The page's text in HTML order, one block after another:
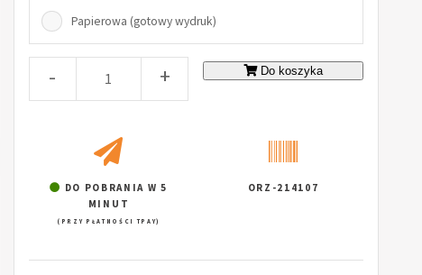
Papierowa (gotowy wydruk)
- + Do koszyka
DO POBRANIA W 5
MINUT
(PRZY PŁATNOŚCI TPAY)
ORZ-214107